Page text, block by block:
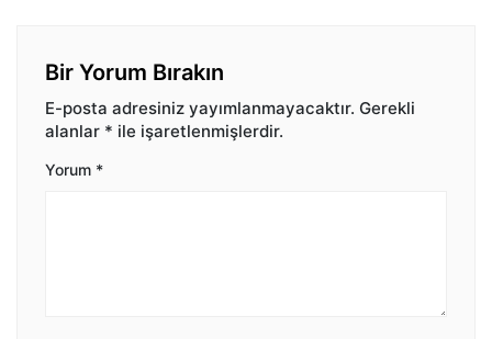
Bir Yorum Bırakın
E-posta adresiniz yayımlanmayacaktır. Gerekli
alanlar * ile işaretlenmişlerdir.
Yorum *